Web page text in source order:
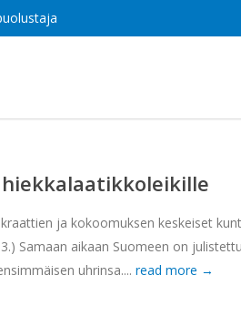
ja kokoomuksen keskeiset
Samaan aikaan Suomeen on
uhrinsa.... read more →